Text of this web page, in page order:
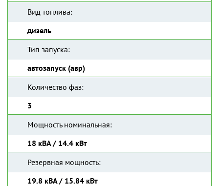
Вид топлива:
дизель
Тип запуска:
автозапуск (авр)
Количество фаз:
3
Мощность номинальная:
18 кВА / 14.4 кВт
Резервная мощность:
19.8 кВА / 15.84 кВт